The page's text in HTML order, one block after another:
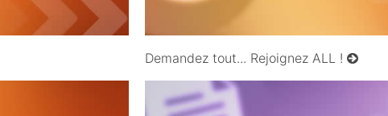
Demandez tout... Rejoignez ALL !
04/12/2011